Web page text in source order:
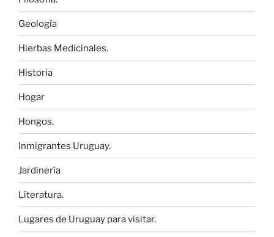
Geología
Hierbas Medicinales.
Historia
Hogar
Hongos.
Inmigrantes Uruguay.
Jardinería
Literatura.
Lugares de Uruguay para visitar.